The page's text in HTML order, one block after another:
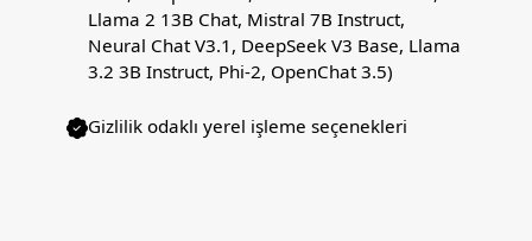
Llama 2 13B Chat, Mistral 7B Instruct,
Neural Chat V3.1, DeepSeek V3 Base, Llama
3.2 3B Instruct, Phi-2, OpenChat 3.5)
Gizlilik odaklı yerel işleme seçenekleri